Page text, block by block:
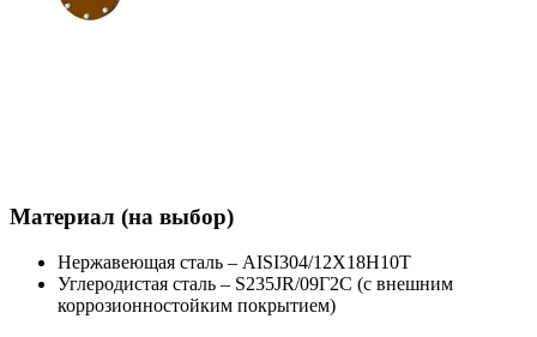
Материал (на выбор)
Нержавеющая сталь – AISI304/12Х18Н10Т
Углеродистая сталь – S235JR/09Г2С (с внешним
коррозионностойким покрытием)